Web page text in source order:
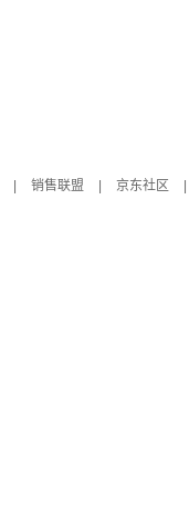
销售联盟 京东社区